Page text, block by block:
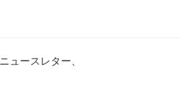
ュースレター、